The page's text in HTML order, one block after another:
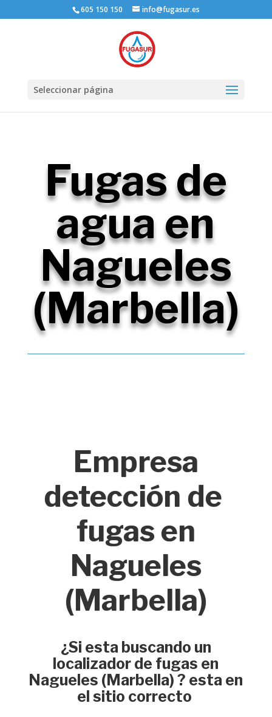
605 150 150 info@fugasur.es
Seleccionar página
Fugas de
agua en
Nagueles
(Marbella)
Empresa
detección de
fugas en
Nagueles
(Marbella)
¿Si esta buscando un
localizador de fugas en
Nagueles (Marbella) ? esta en
el sitio correcto